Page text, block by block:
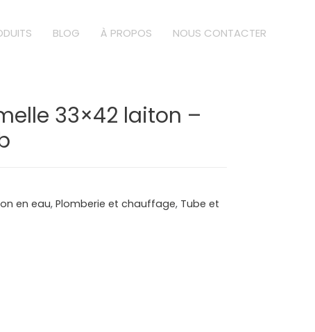
BLOG À PROPOS NOUS CONTACTER
33×42 laiton –
en eau,Plomberie et chauffage, Tube et